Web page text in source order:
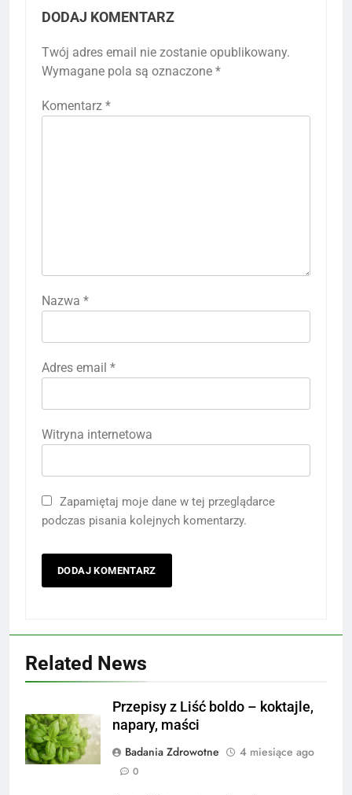
DODAJ KOMENTARZ
Twój adres email nie zostanie opublikowany.
Wymagane pola są oznaczone *
Komentarz *
Nazwa *
Adres email *
Witryna internetowa
Zapamiętaj moje dane w tej przeglądarce
podczas pisania kolejnych komentarzy.
Related News
Przepisy z Liść boldo – koktajle,
napary, maści
Badania Zdrowotne
4 miesiące ago
0